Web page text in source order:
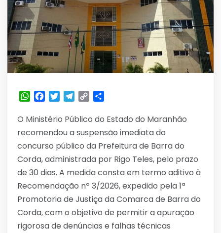
WhatsApp
Facebook
TwitterTelegram
Copy
O Ministério Público do Estado do Maranhão
recomendou a suspensão imediata do
concurso público da Prefeitura de Barra do
Corda, administrada por Rigo Teles, pelo prazo
de 30 dias. A medida consta em termo aditivo à
Recomendação nº 3/2026, expedido pela 1ª
Promotoria de Justiça da Comarca de Barra do
Corda, com o objetivo de permitir a apuração
rigorosa de denúncias e falhas técnicas